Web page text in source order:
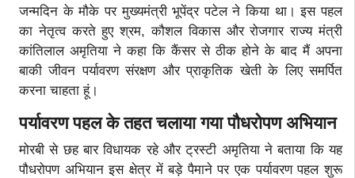
जन्मदिन के मौके पर मुख्यमंत्री भूपेंद्र पटेल ने किया था। इस पहल
का नेतृत्व करते हुए श्रम, कौशल विकास और रोजगार राज्य मंत्री
कांतिलाल अमृतिया ने कहा कि कैंसर से ठीक होने के बाद मैं अपना
बाकी जीवन पर्यावरण संरक्षण और प्राकृतिक खेती के लिए समर्पित
करना चाहता हूं।
पर्यावरण पहल के तहत चलाया गया पौधरोपण अभियान
मोरबी से छह बार विधायक रहे और ट्रस्टी अमृतिया ने बताया कि यह
पौधरोपण अभियान इस क्षेत्र में बड़े पैमाने पर एक पर्यावरण पहल शुरू